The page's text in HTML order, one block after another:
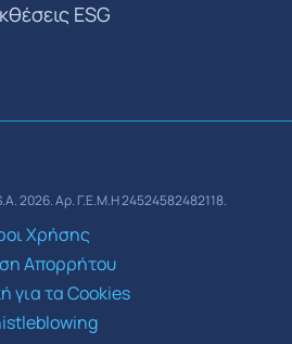
ESG
2026. Αρ. Γ.Ε.Μ.Η 24524582482118.
Χρήσης
Απορρήτου
για τα Cookies